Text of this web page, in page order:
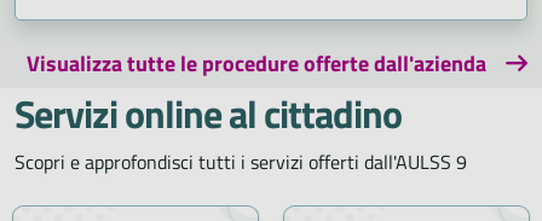
Visualizza tutte le procedure offerte dall'azienda
Servizi online al cittadino
Scopri e approfondisci tutti i servizi offerti dall'AULSS 9